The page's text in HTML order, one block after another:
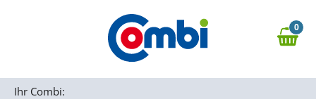
Zur Navigation springen
0,00 €
0
Ihr Combi: